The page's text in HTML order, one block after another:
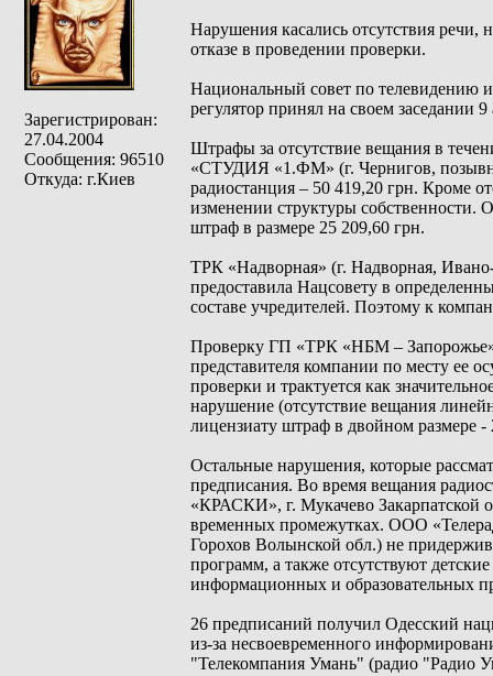
Зарегистрирован:
27.04.2004
Сообщения: 96510
Откуда: г.Киев
Нарушения касались отсутствия речи,
отказе в проведении проверки.
Национальный совет по телевидению
регулятор принял на своем заседании 9
Штрафы за отсутствие вещания в
«СТУДИЯ «1.ФМ» (г. Чернигов,
радиостанция – 50 419,20 грн. Кроме
изменении структуры собственности.
штраф в размере 25 209,60 грн.
ТРК «Надворная» (г. Надворная,
предоставила Нацсовету в
составе учредителей. Поэтому к
Проверку ГП «ТРК «НБМ – Запорожье»
представителя компании по месту ее
проверки и трактуется как
нарушение (отсутствие вещания
лицензиату штраф в двойном размере -
Остальные нарушения, которые
предписания. Во время вещания
«КРАСКИ», г. Мукачево Закарпатской
временных промежутках. ООО
Горохов Волынской обл.) не
программ, а также отсутствуют
информационных и образовательных
26 предписаний получил Одесский
из-за несвоевременного
"Телекомпания Умань" (радио "Радио